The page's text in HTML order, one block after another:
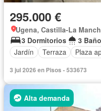
295.000 €
Ugena, Castilla-La
3 Dormitorios
3
Jardín
Terraza Plaza
3 jul 2026 en Pisos - 533673
Alta demanda